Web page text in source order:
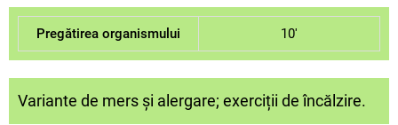
Pregătirea organismului 10'
Variante de mers și alergare; exerciții de încălzire.